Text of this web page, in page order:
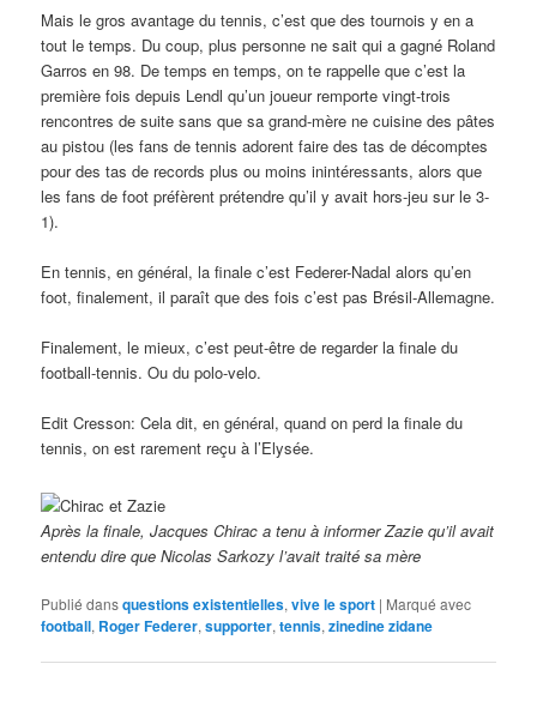
Mais le gros avantage du tennis, c’est que des tournois y en a
tout le temps. Du coup, plus personne ne sait qui a gagné Roland
Garros en 98. De temps en temps, on te rappelle que c’est la
première fois depuis Lendl qu’un joueur remporte vingt-trois
rencontres de suite sans que sa grand-mère ne cuisine des pâtes
au pistou (les fans de tennis adorent faire des tas de décomptes
pour des tas de records plus ou moins inintéressants, alors que
les fans de foot préfèrent prétendre qu’il y avait hors-jeu sur le 3-
1).
En tennis, en général, la finale c’est Federer-Nadal alors qu’en
foot, finalement, il paraît que des fois c’est pas Brésil-Allemagne.
Finalement, le mieux, c’est peut-être de regarder la finale du
football-tennis. Ou du polo-velo.
Edit Cresson: Cela dit, en général, quand on perd la finale du
tennis, on est rarement reçu à l’Elysée.
Après la finale, Jacques Chirac a tenu à informer Zazie qu’il avait
entendu dire que Nicolas Sarkozy l’avait traité sa mère
Publié dansquestions existentielles,vive le sport | Marqué avec
football, Roger Federer,supporter,tennis,zinedine zidane